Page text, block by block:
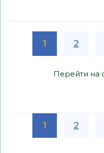
1 2
Перейти на
1 2